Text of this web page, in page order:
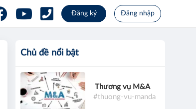
Đăng ký Đăng nhập
Chủ đề nổi bật
Thương vụ M&A
#thuong-vu-manda